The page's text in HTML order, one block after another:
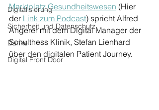
Digitalisierung
Sicherheit und Datenschutz
Danke
Digital Front Door
Marktplatz Gesundheitswesen (Hier
der Link zum Podcast) spricht Alfred
Angerer mit dem Digital Manager der
Schulthess Klinik, Stefan Lienhard
über den digitalen Patient Journey.